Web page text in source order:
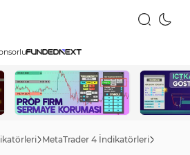
MetaTrader 4 İndikatörleri